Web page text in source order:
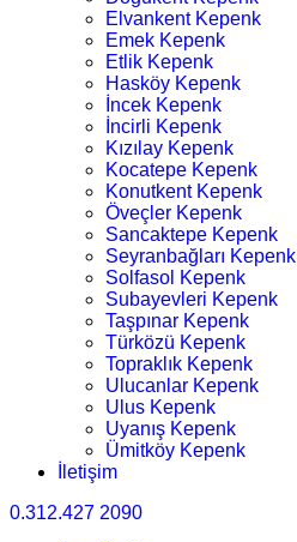
Elvankent Kepenk
Emek Kepenk
Etlik Kepenk
Hasköy Kepenk
İncek Kepenk
İncirli Kepenk
Kızılay Kepenk
Kocatepe Kepenk
Konutkent Kepenk
Öveçler Kepenk
Sancaktepe Kepenk
Seyranbağları Kepenk
Solfasol Kepenk
Subayevleri Kepenk
Taşpınar Kepenk
Türközü Kepenk
Topraklık Kepenk
Ulucanlar Kepenk
Ulus Kepenk
Uyanış Kepenk
Ümitköy Kepenk
İletişim
0.312.427 2090